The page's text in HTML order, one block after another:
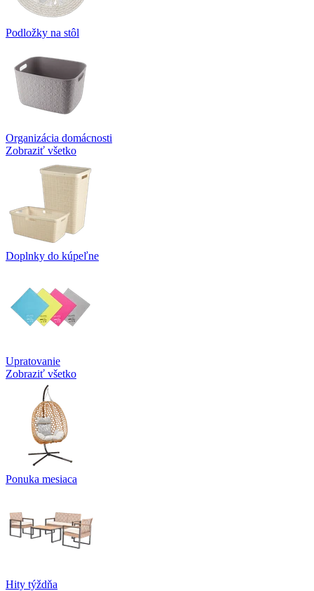
Podložky na stôl
Organizácia domácnosti
Zobraziť všetko
Doplnky do kúpeľne
Upratovanie
Zobraziť všetko
Ponuka mesiaca
Hity týždňa